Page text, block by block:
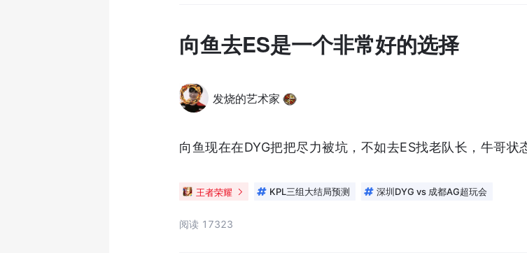
向鱼去ES是一个非常好的选择
发烧的艺术家
向鱼现在在DYG把把尽力被坑，不如去ES找老队长，牛哥
王者荣耀 KPL三组大结局预测 深圳DYG vs 成都AG超玩会
阅读 17323